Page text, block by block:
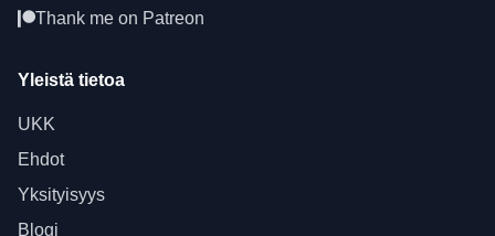
Thank me on Patreon
Yleistä tietoa
UKK
Ehdot
Yksityisyys
Blogi